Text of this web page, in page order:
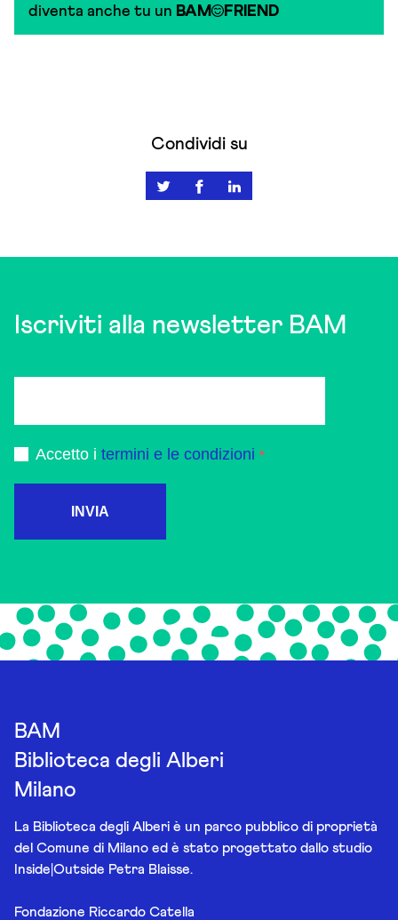
diventa anche tu un BAM FRIEND
Condividi su
Iscriviti alla newsletter BAM
Accetto i termini e le condizioni
INVIA
BAM
Biblioteca degli Alberi
Milano
La Biblioteca degli Alberi è un parco pubblico di proprietà
del Comune di Milano ed è stato progettato dallo studio
Inside|Outside Petra Blaisse.
Fondazione Riccardo Catella